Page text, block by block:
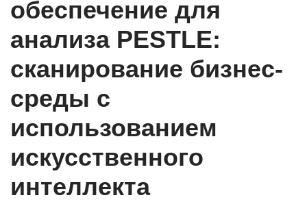
обеспечение для
анализа PESTLE:
сканирование бизнес-
среды с
использованием
искусственного
интеллекта